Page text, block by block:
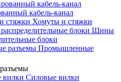
кабель-канал
Хомуты и стяжки
Шины
блоки
Промышленные
Силовые вилки